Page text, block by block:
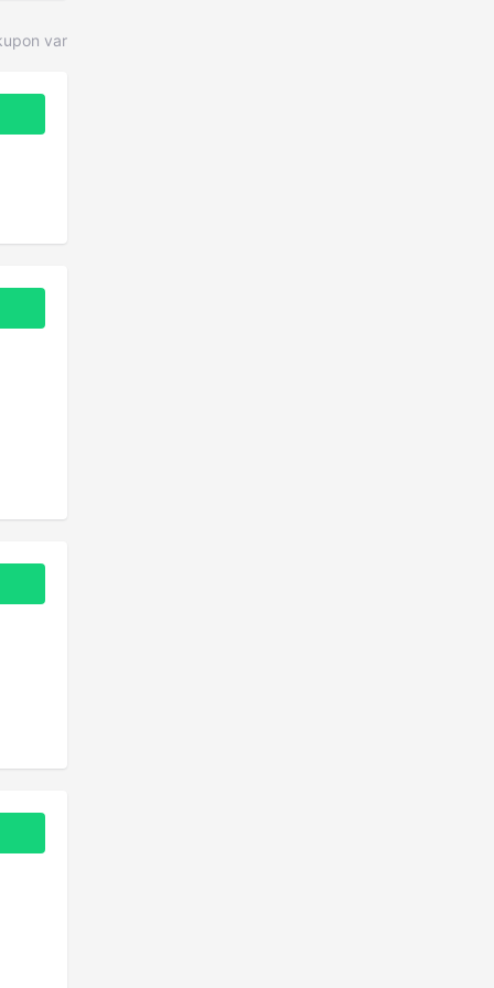
var